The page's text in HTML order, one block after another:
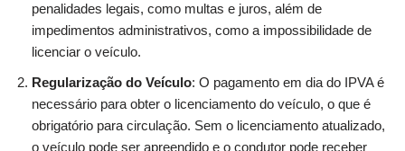
penalidades legais, como multas e juros, além de
impedimentos administrativos, como a impossibilidade de
licenciar o veículo.
Regularização do Veículo: O pagamento em dia do IPVA é
necessário para obter o licenciamento do veículo, o que é
obrigatório para circulação. Sem o licenciamento atualizado,
o veículo pode ser apreendido e o condutor pode receber